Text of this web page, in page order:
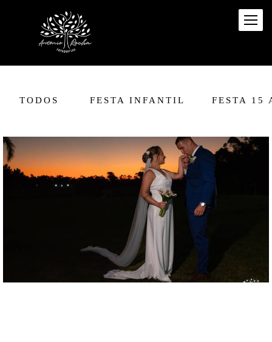
TODOS FESTA INFANTIL FESTA 15